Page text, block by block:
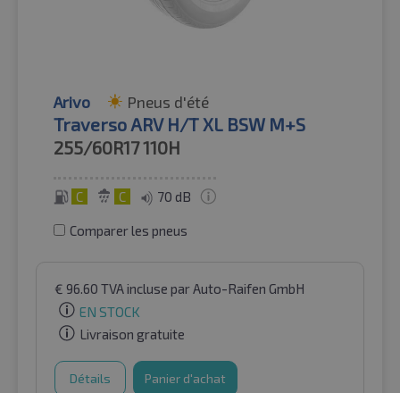
Arivo Pneus d'été
Traverso ARV H/T XL BSW M+S
255/60R17110H
C C 70 dB
Comparer les pneus
€ 96.60 TVA incluse par Auto-Raifen GmbH
EN STOCK
Livraison gratuite
Détails Panier d'achat